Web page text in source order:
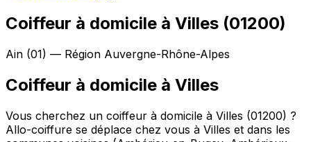
Coiffeur à domicile à Villes (01200)
Ain (01) — Région Auvergne-Rhône-Alpes
Coiffeur à domicile à Villes
Vous cherchez un coiffeur à domicile à Villes (01200) ?
Allo-coiffure se déplace chez vous à Villes et dans les